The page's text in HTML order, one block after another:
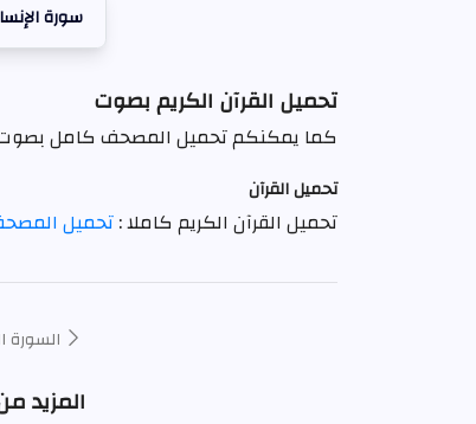
سورة
تحميل القرآن الكريم بصوت
كما يمكنكم تحميل المصحف كامل
تحميل القرآن
تحميل القرآن الكريم كاملا :تحميل
السورة
المزيد